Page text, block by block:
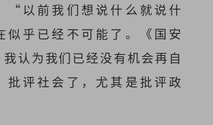
“以前我们想说什么就说什
似乎已经不可能了。《国安
认为我们已经没有机会再自
批评社会了，尤其是批评政